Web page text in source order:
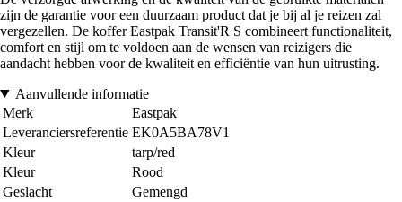
zijn de garantie voor een duurzaam product dat je bij al je reizen zal
vergezellen. De koffer Eastpak Transit'R S combineert functionaliteit,
comfort en stijl om te voldoen aan de wensen van reizigers die
aandacht hebben voor de kwaliteit en efficiëntie van hun uitrusting.
Aanvullende informatie
Merk
Eastpak
Leveranciersreferentie EK0A5BA78V1
Kleur
tarp/red
Kleur
Rood
Geslacht
Gemengd